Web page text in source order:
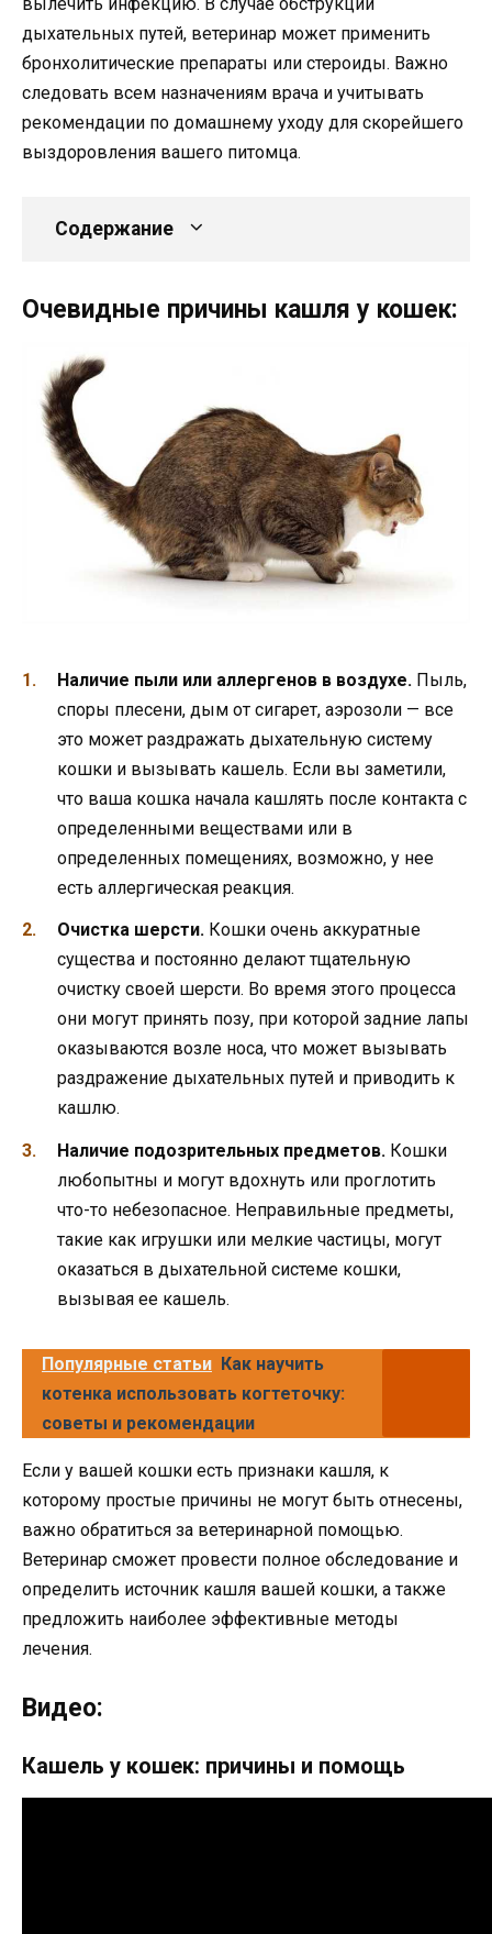
дыхательных путей, ветеринар может применить
бронхолитические препараты или стероиды. Важно
следовать всем назначениям врача и учитывать
рекомендации по домашнему уходу для скорейшего
выздоровления вашего питомца.
Содержание
Очевидные причины кашля у кошек:
Наличие пыли или аллергенов в воздухе. Пыль,
споры плесени, дым от сигарет, аэрозоли — все
это может раздражать дыхательную систему
кошки и вызывать кашель. Если вы заметили,
что ваша кошка начала кашлять после контакта с
определенными веществами или в
определенных помещениях, возможно, у нее
есть аллергическая реакция.
Очистка шерсти. Кошки очень аккуратные
существа и постоянно делают тщательную
очистку своей шерсти. Во время этого процесса
они могут принять позу, при которой задние лапы
оказываются возле носа, что может вызывать
раздражение дыхательных путей и приводить к
кашлю.
Наличие подозрительных предметов. Кошки
любопытны и могут вдохнуть или проглотить
что-то небезопасное. Неправильные предметы,
такие как игрушки или мелкие частицы, могут
оказаться в дыхательной системе кошки,
вызывая ее кашель.
Популярные статьи Как научить
котенка использовать когтеточку:
советы и рекомендации
Если у вашей кошки есть признаки кашля, к
которому простые причины не могут быть отнесены,
важно обратиться за ветеринарной помощью.
Ветеринар сможет провести полное обследование и
определить источник кашля вашей кошки, а также
предложить наиболее эффективные методы
лечения.
Видео:
Кашель у кошек: причины и помощь